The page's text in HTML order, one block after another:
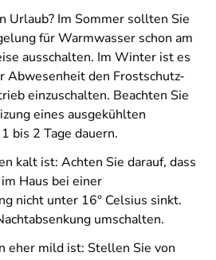
Urlaub? Im Sommer sollten Sie
für Warmwasser schon am
ausschalten. Im Winter ist es
Abwesenheit den Frostschutz-
einzuschalten. Beachten Sie
eines ausgekühlten
bis 2 Tage dauern.
kalt ist: Achten Sie darauf, dass
Haus bei einer
nicht unter 16° Celsius sinkt.
umschalten.
eher mild ist: Stellen Sie von